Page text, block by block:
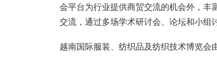
会平台为行业提供商贸交流的机会外，丰
交流，通过多场学术研讨会、论坛和小组
越南国际服装、纺织品及纺织技术博览会